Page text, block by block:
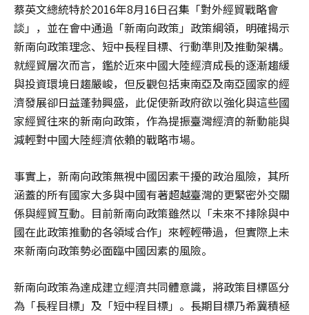
蔡英文總統特於2016年8月16日召集「對外經貿戰略會
談」，並在會中通過「新南向政策」政策綱領，明確揭示
新南向政策理念、短中長程目標、行動準則及推動架構。
就經貿層次而言，鑑於近來中國大陸經濟成長的逐漸趨緩
與投資環境日趨嚴峻，但反觀包括東南亞及南亞國家的經
濟發展卻日益蓬勃興盛，此促使新政府欲以強化與這些國
家經貿往來的新南向政策，作為提振臺灣經濟的新動能與
減輕對中國大陸經濟依賴的戰略市場。
事實上，新南向政策無視中國因素干擾的政治風險，其所
涵蓋的所有國家大多與中國有著超越臺灣的更緊密外交關
係與經貿互動。目前新南向政策雖然以「未來不排除與中
國在此政策推動的各領域合作」來輕輕帶過，但實際上未
來新南向政策勢必面臨中國因素的風險。
新南向政策為達成建立經濟共同體意識，將政策目標區分
為「長程目標」及「短中程目標」。長期目標乃希冀積極